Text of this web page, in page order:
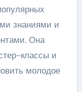
знаниями и
Она
классы и
молодое